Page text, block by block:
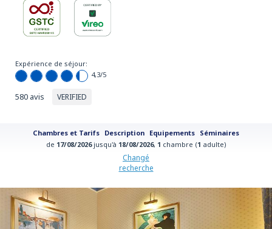
Expérience de séjour:
4,3/5
580 avis VERIFIED
Chambres et Tarifs Description Equipements Séminaires
de 17/08/2026jusqu'à 18/08/2026, 1 chambre (1 adulte)
Changé
recherche